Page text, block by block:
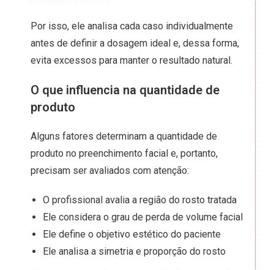
Por isso, ele analisa cada caso individualmente
antes de definir a dosagem ideal e, dessa forma,
evita excessos para manter o resultado natural.
O que influencia na quantidade de
produto
Alguns fatores determinam a quantidade de
produto no preenchimento facial e, portanto,
precisam ser avaliados com atenção:
O profissional avalia a região do rosto tratada
Ele considera o grau de perda de volume facial
Ele define o objetivo estético do paciente
Ele analisa a simetria e proporção do rosto